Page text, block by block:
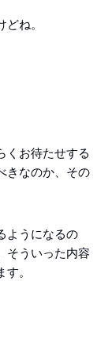
ね。
くお待たせする
きなのか、その
ようになるの
そういった内容
。